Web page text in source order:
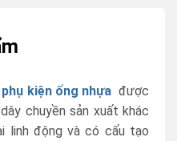
phụ kiện ống nhựa được
chuyền sản xuất khác
linh động và có cấu tạo